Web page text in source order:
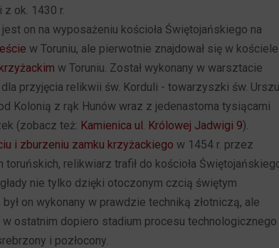
z ok. 1430 r.
jest on na wyposażeniu kościoła Świętojańskiego na
w Toruniu, ale pierwotnie znajdował się w kościele
w Toruniu. Został wykonany w warsztacie
przyjęcia relikwii św. Korduli - towarzyszki św.
Kolonią z rąk Hunów wraz z jedenastoma tysiącami
(zobacz też: Kamienica ul. Królowej Jadwigi 9).
i zburzeniu zamku krzyżackiego w 1454 r. przez
toruńskich, relikwiarz trafił do kościoła
nie tylko dzięki otoczonym czcią świętym
on wykonany w prawdzie techniką złotniczą, ale
ostatnim dopiero stadium procesu technologicznego
i pozłocony.